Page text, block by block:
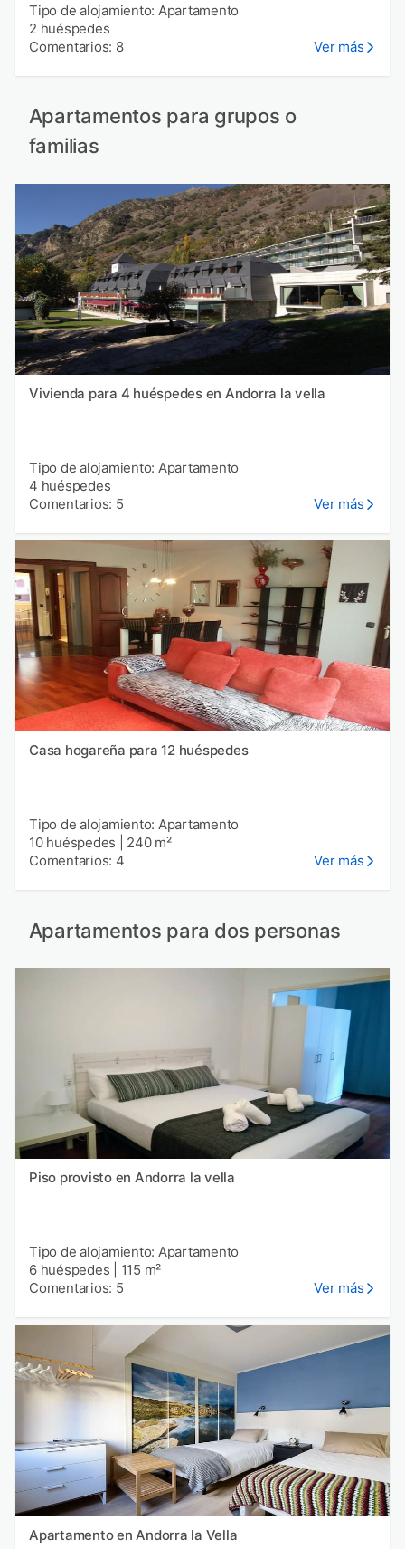
Tipo de alojamiento: Apartamento
2 huéspedes
Comentarios: 8
Ver más
Apartamentos para grupos o
familias
Vivienda para 4 huéspedes en Andorra la vella
Tipo de alojamiento: Apartamento
4 huéspedes
Comentarios: 5
Ver más
Casa hogareña para 12 huéspedes
Tipo de alojamiento: Apartamento
10 huéspedes
240 m²
Comentarios: 4
Ver más
Apartamentos para dos personas
Piso provisto en Andorra la vella
Tipo de alojamiento: Apartamento
6 huéspedes
115 m²
Comentarios: 5
Ver más
Apartamento en Andorra la Vella